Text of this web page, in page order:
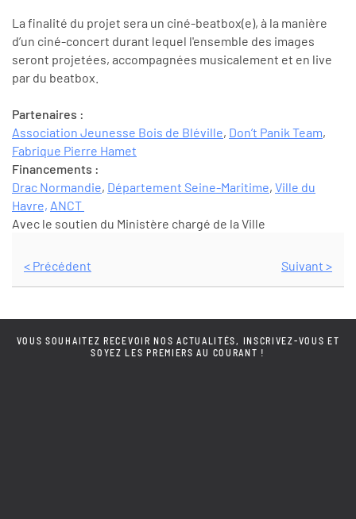
La finalité du projet sera un ciné-beatbox(e), à la manière
d’un ciné-concert durant lequel l'ensemble des images
seront projetées, accompagnées musicalement et en live
par du beatbox.
Partenaires :
Association Jeunesse Bois de Bléville, Don’t Panik Team,
Fabrique Pierre Hamet
Financements :
Drac Normandie, Département Seine-Maritime, Ville du
Havre, ANCT
Avec le soutien du Ministère chargé de la Ville
< Précédent Suivant >
VOUS SOUHAITEZ RECEVOIR NOS ACTUALITÉS, INSCRIVEZ-VOUS ET
SOYEZ LES PREMIERS AU COURANT !